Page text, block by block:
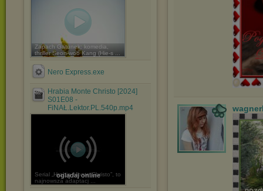
Zapach Gatunek: komedia,
thriller Seon-woo Kang (Hie-s ...
Nero Express.exe
Hrabia Monte Christo [2024]
S01E08 -
FiNAŁ.Lektor.PL.540p.mp4
oglądaj online
Serial „Hrabia Monte Christo”, to
najnowsza adaptacj ...